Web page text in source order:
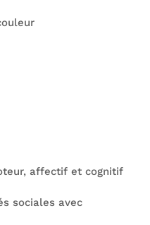
affectif et cognitif
sociales avec